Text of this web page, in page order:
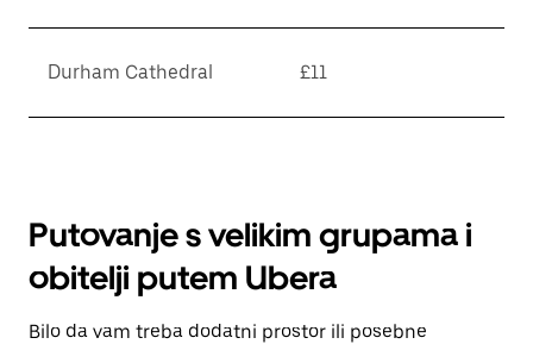
Durham Cathedral £11
Putovanje s velikim grupama i
obitelji putem Ubera
Bilo da vam treba dodatni prostor ili posebne